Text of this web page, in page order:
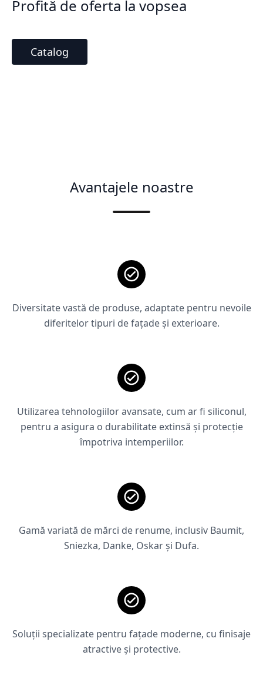
Profită de oferta la vopsea
Catalog
Avantajele noastre
Diversitate vastă de produse, adaptate pentru nevoile
diferitelor tipuri de fațade și exterioare.
Utilizarea tehnologiilor avansate, cum ar fi siliconul,
pentru a asigura o durabilitate extinsă și protecție
împotriva intemperiilor.
Gamă variată de mărci de renume, inclusiv Baumit,
Sniezka, Danke, Oskar și Dufa.
Soluții specializate pentru fațade moderne, cu finisaje
atractive și protective.